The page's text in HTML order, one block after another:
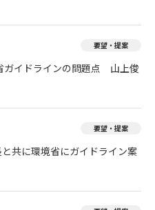
要望・提案
ガイドラインの問題点 山上俊
要望・提案
共に環境省にガイドライン案